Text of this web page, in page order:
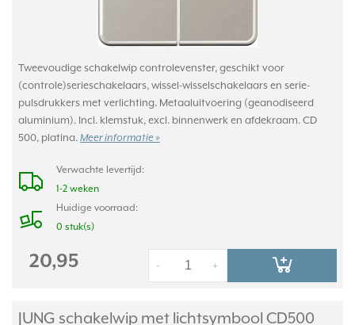
Tweevoudige schakelwip controlevenster, geschikt voor
(controle)serieschakelaars, wissel-wisselschakelaars en serie-
pulsdrukkers met verlichting. Metaaluitvoering (geanodiseerd
aluminium). Incl. klemstuk, excl. binnenwerk en afdekraam. CD
500, platina. Meer informatie »
Verwachte levertijd:
1-2 weken
Huidige voorraad:
0 stuk(s)
20,95 +
-
JUNG schakelwip met lichtsymbool CD500